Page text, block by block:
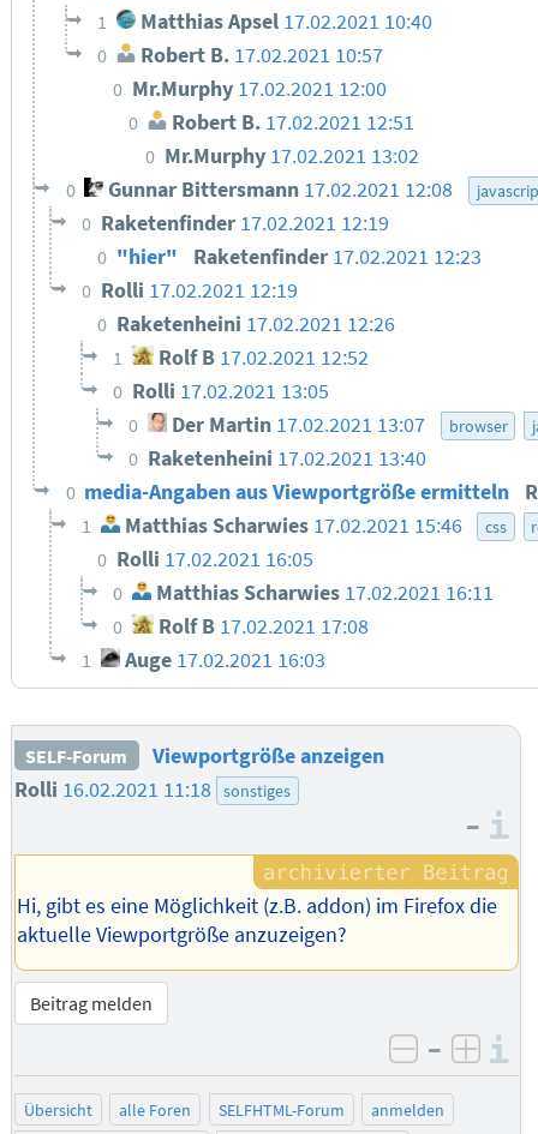
1 Matthias Apsel 17.02.2021 10:40
0 Robert B. 17.02.2021 10:57
0 Mr.Murphy 17.02.2021 12:00
0 Robert B. 17.02.2021 12:51
0 Mr.Murphy 17.02.2021 13:02
0 Gunnar Bittersmann 17.02.2021 12:08
0 Raketenfinder 17.02.2021 12:19
0 "hier" Raketenfinder 17.02.2021 12:23
0 Rolli 17.02.2021 12:19
0 Raketenheini 17.02.2021 12:26
1 Rolf B 17.02.2021 12:52
0 Rolli 17.02.2021 13:05
0 Der Martin 17.02.2021 13:07 browser
0 Raketenheini 17.02.2021 13:40
0 media-Angaben aus Viewportgröße ermitteln
1 Matthias Scharwies 17.02.2021 15:46 css
0 Rolli 17.02.2021 16:05
0 Matthias Scharwies 17.02.2021 16:11
0 Rolf B 17.02.2021 17:08
1 Auge 17.02.2021 16:03
SELF-Forum
Viewportgröße anzeigen
Rolli 16.02.2021 11:18 sonstiges
–
Hi, gibt es eine Möglichkeit (z.B. addon) im Firefox die
aktuelle Viewportgröße anzuzeigen?
Beitrag melden
negativ
–
Übersicht alle Foren SELFHTML-Forum
anmelden